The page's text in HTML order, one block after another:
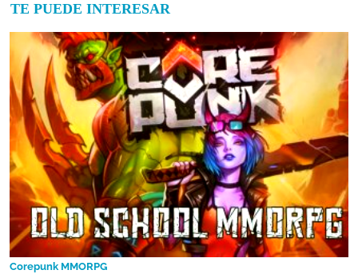
TE PUEDE INTERESAR
Corepunk MMORPG